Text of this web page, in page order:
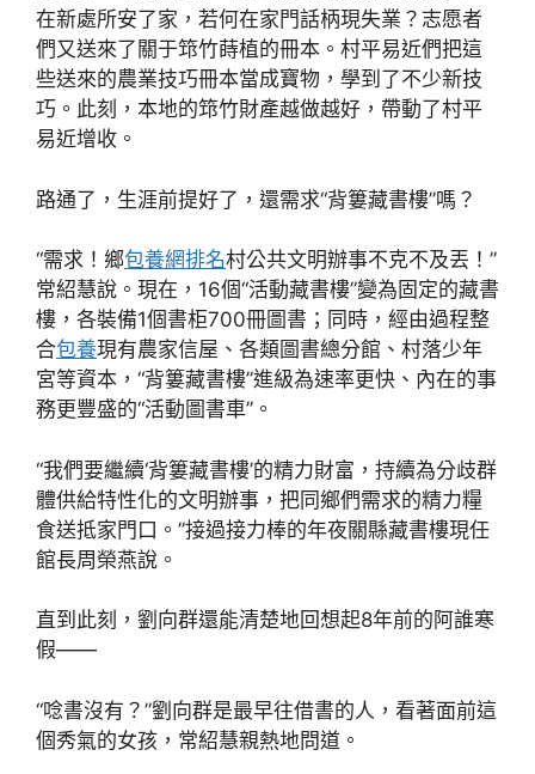
在新處所安了家，若何在家門話柄現失業？志愿者
們又送來了關于筇竹蒔植的冊本。村平易近們把這
些送來的農業技巧冊本當成寶物，學到了不少新技
巧。此刻，本地的筇竹財產越做越好，帶動了村平
易近增收。
路通了，生涯前提好了，還需求“背簍藏書樓”嗎？
“需求！鄉包養網排名村公共文明辦事不克不及丟！”
常紹慧說。現在，16個“活動藏書樓”變為固定的藏書
樓，各裝備1個書柜700冊圖書；同時，經由過程整
合包養現有農家信屋、各類圖書總分館、村落少年
宮等資本，“背簍藏書樓”進級為速率更快、內在的事
務更豐盛的“活動圖書車”。
“我們要繼續‘背簍藏書樓’的精力財富，持續為分歧群
體供給特性化的文明辦事，把同鄉們需求的精力糧
食送抵家門口。”接過接力棒的年夜關縣藏書樓現任
館長周榮燕說。
直到此刻，劉向群還能清楚地回想起8年前的阿誰寒
假——
“唸書沒有？”劉向群是最早往借書的人，看著面前這
個秀氣的女孩，常紹慧親熱地問道。